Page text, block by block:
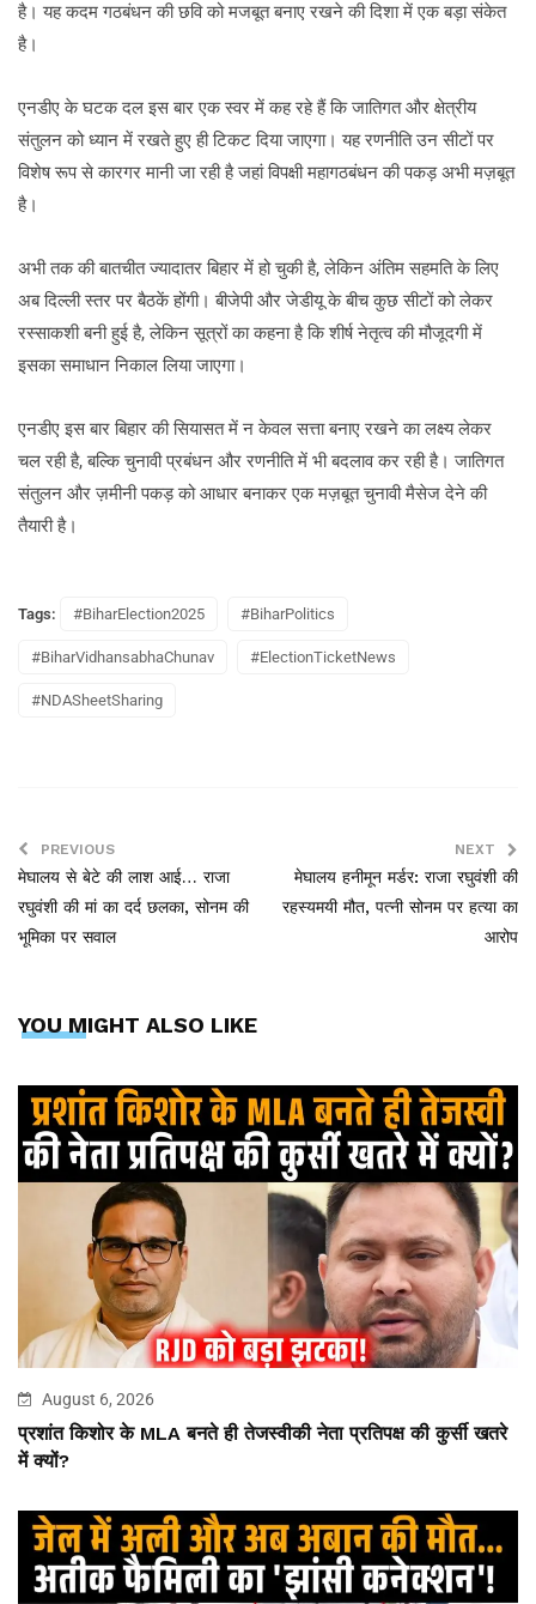
है। यह कदम गठबंधन की छवि को मजबूत बनाए रखने की दिशा में एक बड़ा संकेत
है।
एनडीए के घटक दल इस बार एक स्वर में कह रहे हैं कि जातिगत और क्षेत्रीय
संतुलन को ध्यान में रखते हुए ही टिकट दिया जाएगा। यह रणनीति उन सीटों पर
विशेष रूप से कारगर मानी जा रही है जहां विपक्षी महागठबंधन की पकड़ अभी मज़बूत
है।
अभी तक की बातचीत ज्यादातर बिहार में हो चुकी है, लेकिन अंतिम सहमति के लिए
अब दिल्ली स्तर पर बैठकें होंगी। बीजेपी और जेडीयू के बीच कुछ सीटों को लेकर
रस्साकशी बनी हुई है, लेकिन सूत्रों का कहना है कि शीर्ष नेतृत्व की मौजूदगी में
इसका समाधान निकाल लिया जाएगा।
एनडीए इस बार बिहार की सियासत में न केवल सत्ता बनाए रखने का लक्ष्य लेकर
चल रही है, बल्कि चुनावी प्रबंधन और रणनीति में भी बदलाव कर रही है। जातिगत
संतुलन और ज़मीनी पकड़ को आधार बनाकर एक मज़बूत चुनावी मैसेज देने की
तैयारी है।
Tags: #BiharElection2025 #BiharPolitics
#BiharVidhansabhaChunav #ElectionTicketNews
#NDASheetSharing
PREVIOUS
मेघालय से बेटे की लाश आई… राजा
रघुवंशी की मां का दर्द छलका, सोनम की
भूमिका पर सवाल
NEXT
मेघालय हनीमून मर्डर: राजा रघुवंशी की
रहस्यमयी मौत, पत्नी सोनम पर हत्या का
आरोप
YOU MIGHT ALSO LIKE
August 6, 2026
प्रशांत किशोर के MLA बनते ही तेजस्वीकी नेता प्रतिपक्ष की कुर्सी खतरे
में क्यों?